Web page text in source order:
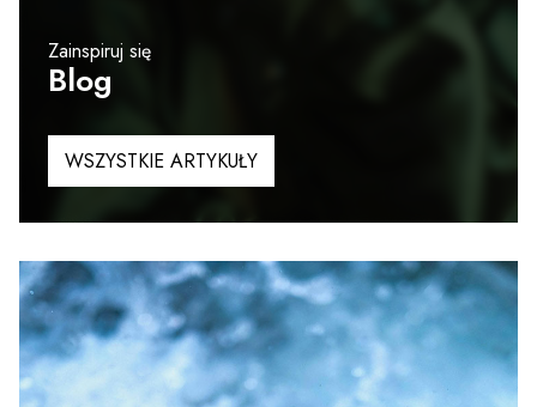
Zainspiruj się
Blog
WSZYSTKIE ARTYKUŁY